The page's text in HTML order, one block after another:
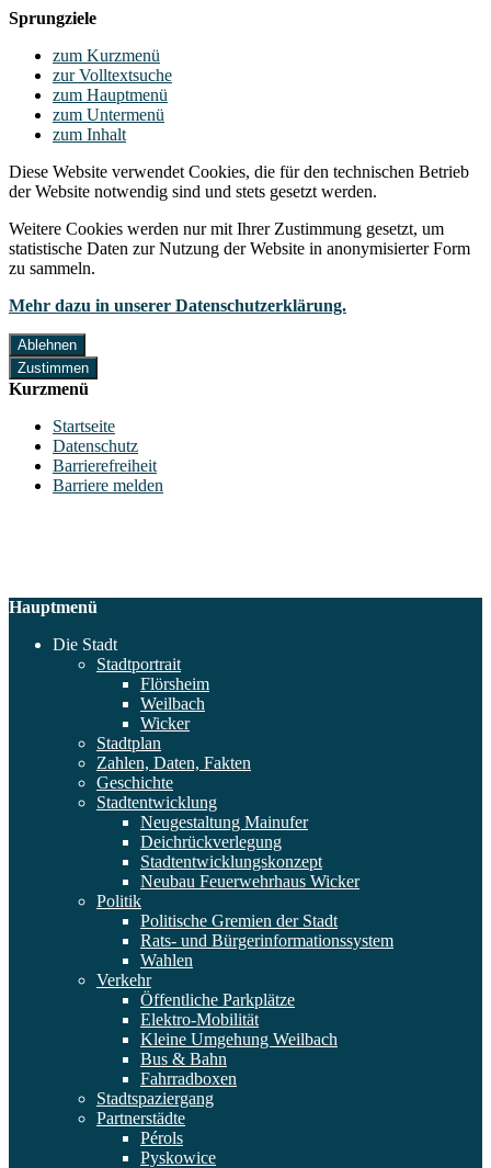
Sprungziele
zum Kurzmenü
zur Volltextsuche
zum Hauptmenü
zum Untermenü
zum Inhalt
Diese Website verwendet Cookies, die für den technischen Betrieb
der Website notwendig sind und stets gesetzt werden.
Weitere Cookies werden nur mit Ihrer Zustimmung gesetzt, um
statistische Daten zur Nutzung der Website in anonymisierter Form
zu sammeln.
Mehr dazu in unserer Datenschutzerklärung.
Ablehnen
Zustimmen
Kurzmenü
Startseite
Datenschutz
Barrierefreiheit
Barriere melden
Hauptmenü
Die Stadt
Stadtportrait
Flörsheim
Weilbach
Wicker
Stadtplan
Zahlen, Daten, Fakten
Geschichte
Stadtentwicklung
Neugestaltung Mainufer
Deichrückverlegung
Stadtentwicklungskonzept
Neubau Feuerwehrhaus Wicker
Politik
Politische Gremien der Stadt
Rats- und Bürgerinformationssystem
Wahlen
Verkehr
Öffentliche Parkplätze
Elektro-Mobilität
Kleine Umgehung Weilbach
Bus & Bahn
Fahrradboxen
Stadtspaziergang
Partnerstädte
Pérols
Pyskowice